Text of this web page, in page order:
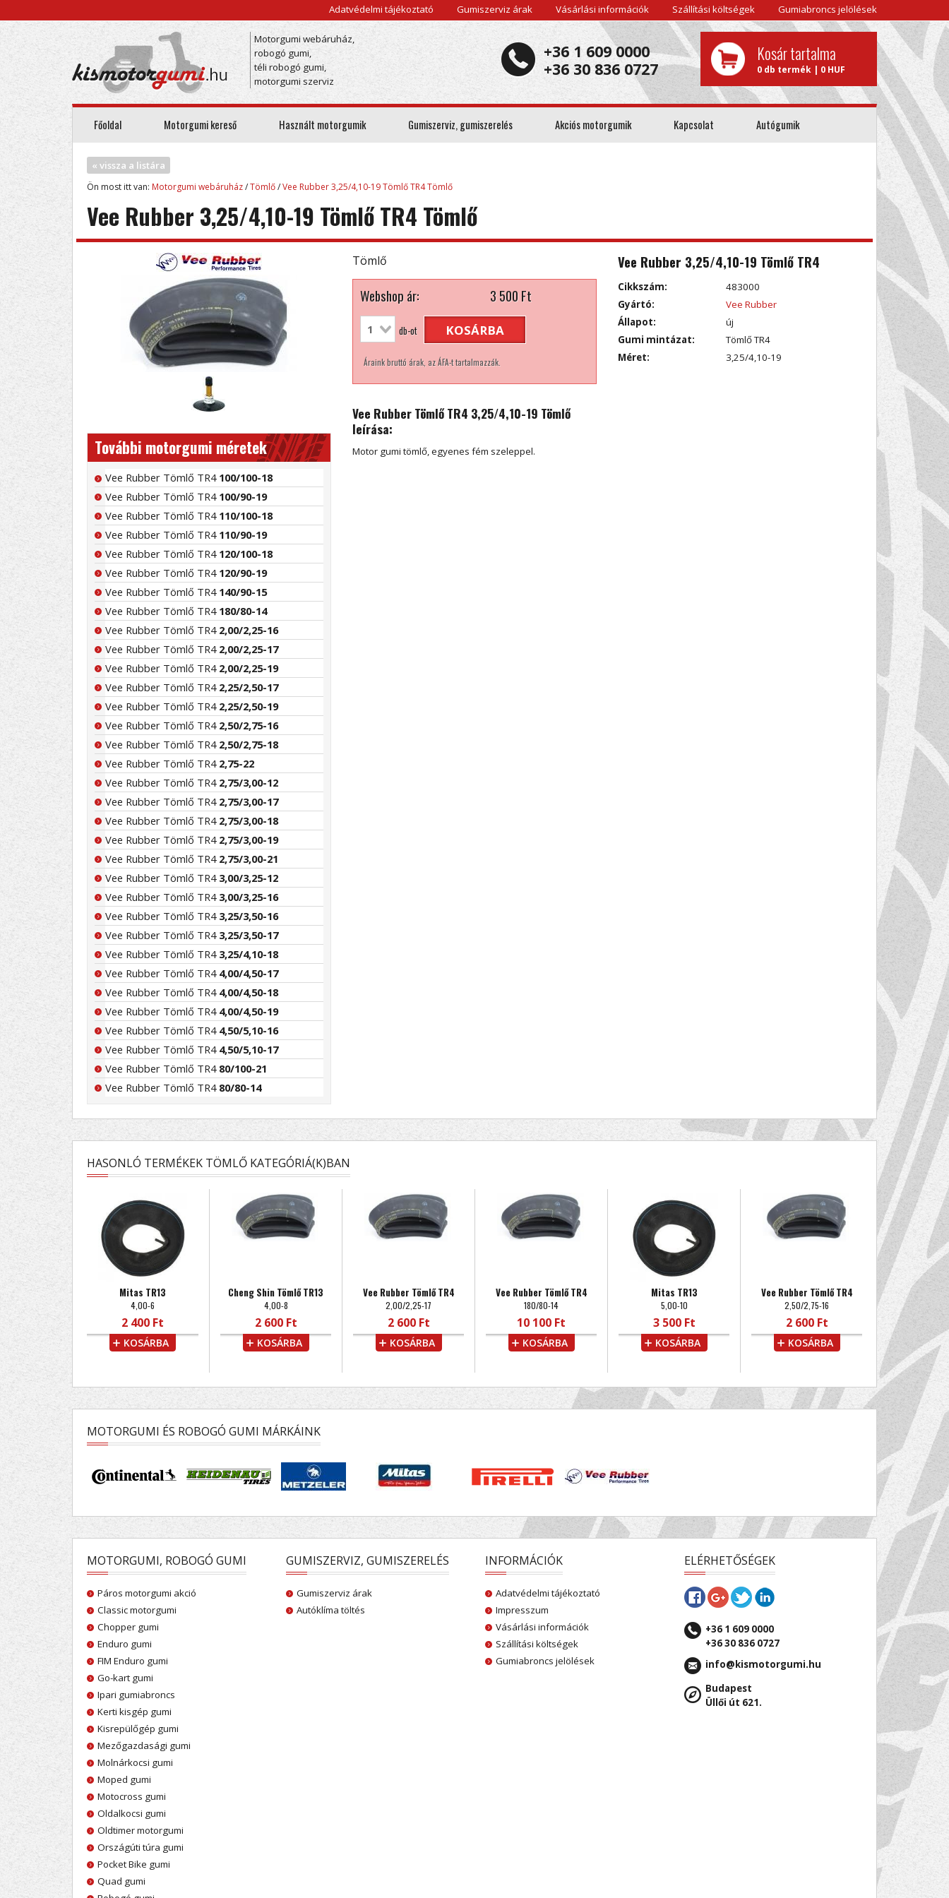
Adatvédelmi tájékoztató Gumiszerviz árak Vásárlási információk Szállítási költségek Gumiabroncs jelölések
Motorgumi webáruház,
robogó gumi,
téli robogó gumi,
motorgumi szerviz
Kosár tartalma
0 db termék | 0 HUF
+36 1 609 0000
+36 30 836 0727
Főoldal Motorgumi kereső Használt motorgumik Gumiszerviz, gumiszerelés Akciós motorgumik Kapcsolat Autógumik
« vissza a listára
Ön most itt van: Motorgumi webáruház/Tömlő/Vee Rubber 3,25/4,10-19 Tömlő TR4 Tömlő
Vee Rubber 3,25/4,10-19 Tömlő TR4 Tömlő
További motorgumi méretek
Vee Rubber Tömlő TR4 100/100-18
Vee Rubber Tömlő TR4 100/90-19
Vee Rubber Tömlő TR4 110/100-18
Vee Rubber Tömlő TR4 110/90-19
Vee Rubber Tömlő TR4 120/100-18
Vee Rubber Tömlő TR4 120/90-19
Vee Rubber Tömlő TR4 140/90-15
Vee Rubber Tömlő TR4 180/80-14
Vee Rubber Tömlő TR4 2,00/2,25-16
Vee Rubber Tömlő TR4 2,00/2,25-17
Vee Rubber Tömlő TR4 2,00/2,25-19
Vee Rubber Tömlő TR4 2,25/2,50-17
Vee Rubber Tömlő TR4 2,25/2,50-19
Vee Rubber Tömlő TR4 2,50/2,75-16
Vee Rubber Tömlő TR4 2,50/2,75-18
Vee Rubber Tömlő TR4 2,75-22
Vee Rubber Tömlő TR4 2,75/3,00-12
Vee Rubber Tömlő TR4 2,75/3,00-17
Vee Rubber Tömlő TR4 2,75/3,00-18
Vee Rubber Tömlő TR4 2,75/3,00-19
Vee Rubber Tömlő TR4 2,75/3,00-21
Vee Rubber Tömlő TR4 3,00/3,25-12
Vee Rubber Tömlő TR4 3,00/3,25-16
Vee Rubber Tömlő TR4 3,25/3,50-16
Vee Rubber Tömlő TR4 3,25/3,50-17
Vee Rubber Tömlő TR4 3,25/4,10-18
Vee Rubber Tömlő TR4 4,00/4,50-17
Vee Rubber Tömlő TR4 4,00/4,50-18
Vee Rubber Tömlő TR4 4,00/4,50-19
Vee Rubber Tömlő TR4 4,50/5,10-16
Vee Rubber Tömlő TR4 4,50/5,10-17
Vee Rubber Tömlő TR4 80/100-21
Vee Rubber Tömlő TR4 80/80-14
Tömlő
Webshop ár: 3 500Ft
db-ot KOSÁRBA
Áraink bruttó árak, az ÁFA-t tartalmazzák.
Vee Rubber Tömlő TR4 3,25/4,10-19 Tömlő
leírása:
Motor gumi tömlő, egyenes fém szeleppel.
Vee Rubber 3,25/4,10-19 Tömlő TR4
Cikkszám:
483000
Gyártó:
Vee Rubber
Állapot:
új
Gumi mintázat:
Tömlő TR4
Méret:
3,25/4,10-19
HASONLÓ TERMÉKEK TÖMLŐ KATEGÓRIÁ(K)BAN
Mitas TR13
4,00-6
2 400 Ft
KOSÁRBA
Cheng Shin Tömlő TR13
4,00-8
2 600 Ft
KOSÁRBA
Vee Rubber Tömlő TR4
2,00/2,25-17
2 600 Ft
KOSÁRBA
Vee Rubber Tömlő TR4
180/80-14
10 100 Ft
KOSÁRBA
Mitas TR13
5,00-10
3 500 Ft
KOSÁRBA
Vee Rubber Tömlő TR4
2,50/2,75-16
2 600 Ft
KOSÁRBA
MOTORGUMI ÉS ROBOGÓ GUMI MÁRKÁINK
MOTORGUMI, ROBOGÓ GUMI
Páros motorgumi akció
Classic motorgumi
Chopper gumi
Enduro gumi
FIM Enduro gumi
Go-kart gumi
Ipari gumiabroncs
Kerti kisgép gumi
Kisrepülőgép gumi
Mezőgazdasági gumi
Molnárkocsi gumi
Moped gumi
Motocross gumi
Oldalkocsi gumi
Oldtimer motorgumi
Országúti túra gumi
Pocket Bike gumi
Quad gumi
GUMISZERVIZ, GUMISZERELÉS
Gumiszerviz árak
Autóklíma töltés
INFORMÁCIÓK
Adatvédelmi tájékoztató
Impresszum
Vásárlási információk
Szállítási költségek
Gumiabroncs jelölések
ELÉRHETŐSÉGEK
+36 1 609 0000
+36 30 836 0727
info@kismotorgumi.hu
Budapest
Üllői út 621.